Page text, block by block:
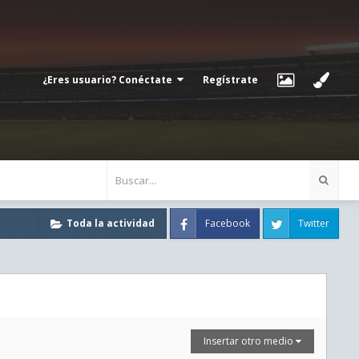
¿Eres usuario? Conéctate Regístrate
Toda la actividad Facebook Twitter
Insertar otro medio